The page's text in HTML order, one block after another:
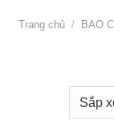
Trang chủ / BAO